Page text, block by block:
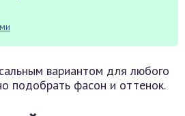
вариантом для любого
подобрать фасон и оттенок.